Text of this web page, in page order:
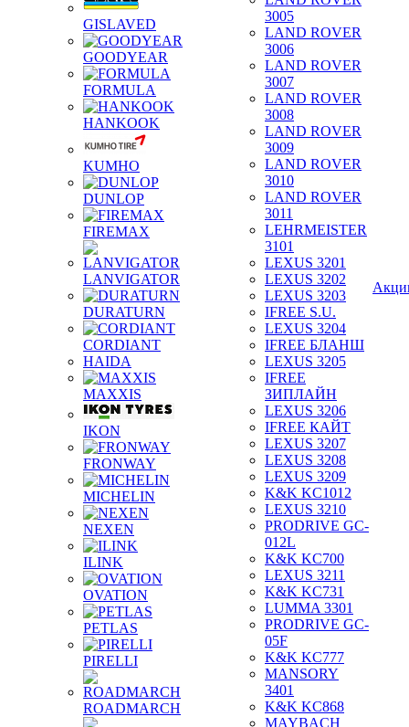
GISLAVED
GOODYEAR
FORMULA
HANKOOK
KUMHO
DUNLOP
FIREMAX
LANVIGATOR
DURATURN
CORDIANT
HAIDA
MAXXIS
IKON
FRONWAY
MICHELIN
NEXEN
ILINK
OVATION
PETLAS
PIRELLI
ROADMARCH
3005
LAND ROVER
3006
LAND ROVER
3007
LAND ROVER
3008
LAND ROVER
3009
LAND ROVER
3010
LAND ROVER
3011
LEHRMEISTER
3101
LEXUS 3201
LEXUS 3202
LEXUS 3203
IFREE S.U.
LEXUS 3204
IFREE БЛАНШ
LEXUS 3205
IFREE
ЗИПЛАЙН
LEXUS 3206
IFREE КАЙТ
LEXUS 3207
LEXUS 3208
LEXUS 3209
K&K KC1012
LEXUS 3210
PRODRIVE GC-
012L
K&K KC700
LEXUS 3211
K&K KC731
LUMMA 3301
PRODRIVE GC-
05F
K&K KC777
MANSORY
3401
K&K KC868
MAYBACH